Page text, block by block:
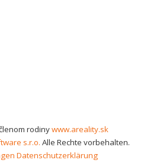
rodinywww.areality.sk
s.r.o. Alle Rechte vorbehalten.
Datenschutzerklärung